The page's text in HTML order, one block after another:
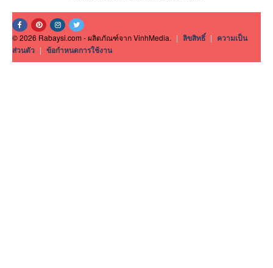
© 2026 Rabaysi.com - ผลิตภัณฑ์จาก VinhMedia. | ลิขสิทธิ์ | ความเป็น
ส่วนตัว | ข้อกำหนดการใช้งาน